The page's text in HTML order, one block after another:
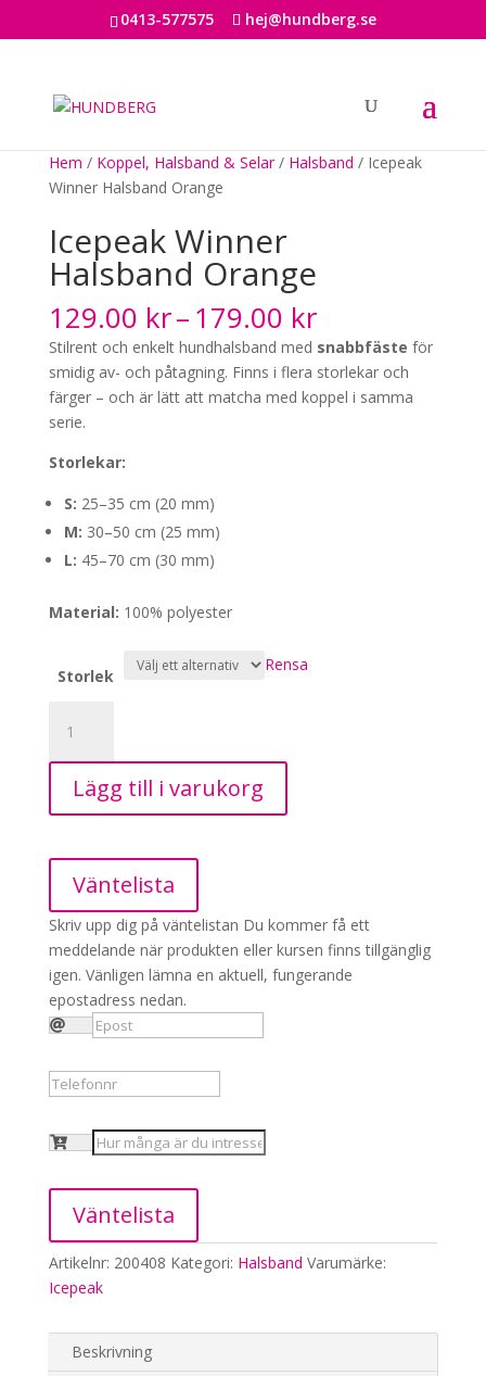
0413-577575 hej@hundberg.se
Hem / Koppel, Halsband & Selar/ Halsband / Icepeak
Winner Halsband Orange
Icepeak Winner
Halsband Orange
129.00 kr–179.00 krPrisintervall:
129.00 kr
till
179.00 kr
Stilrent och enkelt hundhalsband med snabbfäste för
smidig av- och påtagning. Finns i flera storlekar och
färger – och är lätt att matcha med koppel i samma
serie.
Storlekar:
S: 25–35 cm (20 mm)
M: 30–50 cm (25 mm)
L: 45–70 cm (30 mm)
Material: 100% polyester
Storlek
Rensa
Winner
Halsband
Orange
mängd
Lägg till i varukorg
Väntelista
Skriv upp dig på väntelistan Du kommer få ett
meddelande när produkten eller kursen finns tillgänglig
igen. Vänligen lämna en aktuell, fungerande
epostadress nedan.
Väntelista
Artikelnr: 200408 Kategori: Halsband Varumärke:
Icepeak
Beskrivning